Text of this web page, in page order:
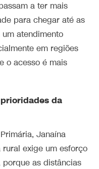
a ter mais
para chegar até as
atendimento
em regiões
o acesso é mais
da
Janaína
rural exige um esforço
porque as distâncias